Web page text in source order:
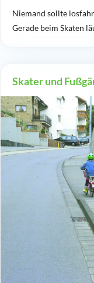
Niemand sollte
Gerade beim Skaten
Skater und